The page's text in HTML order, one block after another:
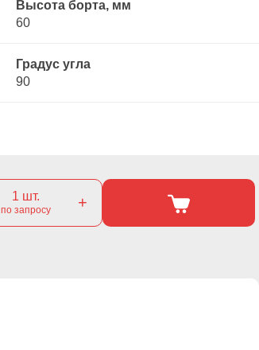
Высота борта, мм
60
Градус угла
90
1 шт.
по запросу +